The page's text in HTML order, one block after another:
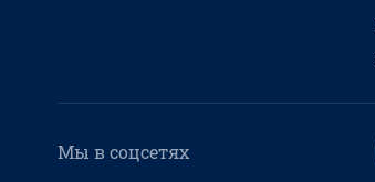
Мы в соцсетях